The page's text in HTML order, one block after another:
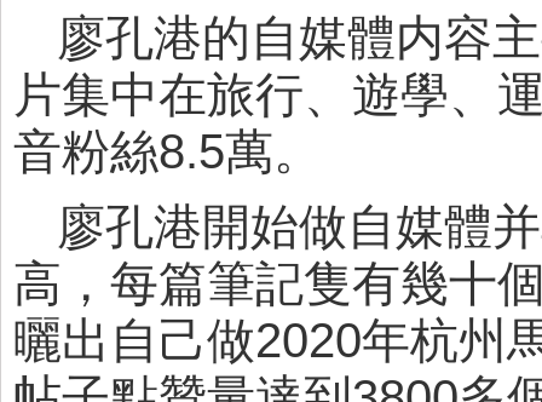
廖孔港的自媒體内容
片集中在旅行、遊學、
音粉絲8.5萬。
廖孔港開始做自媒體
高，每篇筆記隻有幾十
曬出自己做2020年杭州